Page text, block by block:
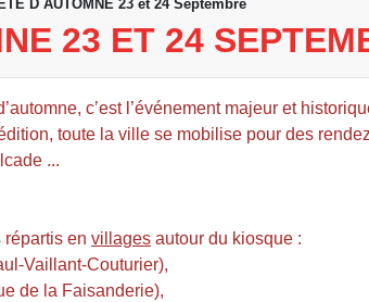
D AUTOMNE 23 et 24 Septembre
23 ET 24
c’est l’événement majeur et
toute la ville se mobilise pour des
...
répartis en villages autour du kiosque :
Vaillant-Couturier),
de la Faisanderie),